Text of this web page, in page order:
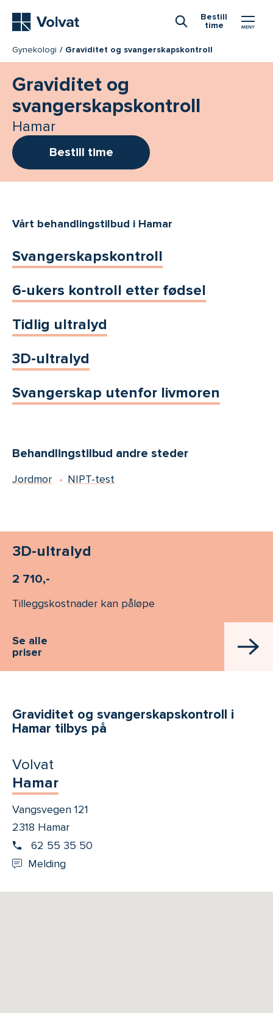
Bestill
time
Gynekologi Graviditet og svangerskapskontroll
Graviditet og
svangerskapskontroll
Hamar
Bestill time
Vårt behandlingstilbud i Hamar
Svangerskapskontroll
6-ukers kontroll etter fødsel
Tidlig ultralyd
3D-ultralyd
Svangerskap utenfor livmoren
Behandlingstilbud andre steder
Jordmor NIPT-test
3D-ultralyd
2 710,-
Tilleggskostnader kan påløpe
Se alle
priser
Graviditet og svangerskapskontroll i
Hamar tilbys på
Volvat
Hamar
Vangsvegen 121
2318 Hamar
62 55 35 50
Melding